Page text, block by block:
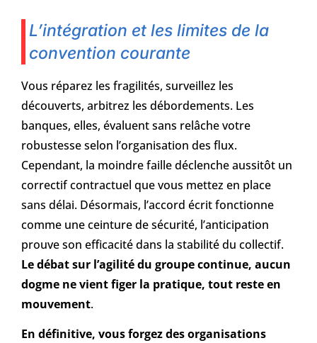
L’intégration et les limites de la
convention courante
Vous réparez les fragilités, surveillez les
découverts, arbitrez les débordements. Les
banques, elles, évaluent sans relâche votre
robustesse selon l’organisation des flux.
Cependant, la moindre faille déclenche aussitôt un
correctif contractuel que vous mettez en place
sans délai. Désormais, l’accord écrit fonctionne
comme une ceinture de sécurité, l’anticipation
prouve son efficacité dans la stabilité du collectif.
Le débat sur l’agilité du groupe continue, aucun
dogme ne vient figer la pratique, tout reste en
mouvement.
En définitive, vous forgez des organisations